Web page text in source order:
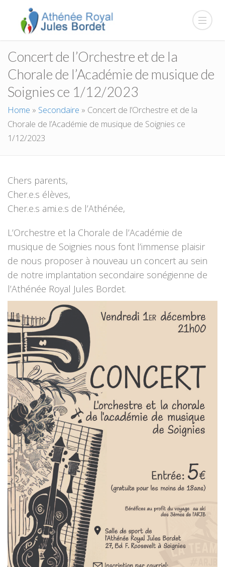
Concert de l’Orchestre et de la
Chorale de l’Académie de musique de
Soignies ce 1/12/2023
Home » Secondaire » Concert de l’Orchestre et de la
Chorale de l’Académie de musique de Soignies ce
1/12/2023
Chers parents,
Cher.e.s élèves,
Cher.e.s ami.e.s de l’Athénée,
L’Orchestre et la Chorale de l’Académie de
musique de Soignies nous font l’immense plaisir
de nous proposer à nouveau un concert au sein
de notre implantation secondaire sonégienne de
l’Athénée Royal Jules Bordet.